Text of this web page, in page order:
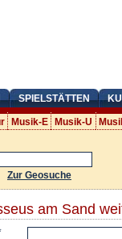
SPIELSTÄTTEN
Musik-E Musik-U
Zur Geosuche
am Sand